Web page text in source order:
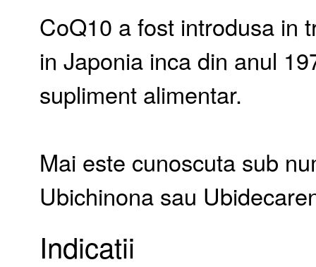
CoQ10 a fost introdusa in
in Japonia inca din anul
supliment alimentar.
Mai este cunoscuta sub
Ubichinona sau
Indicatii